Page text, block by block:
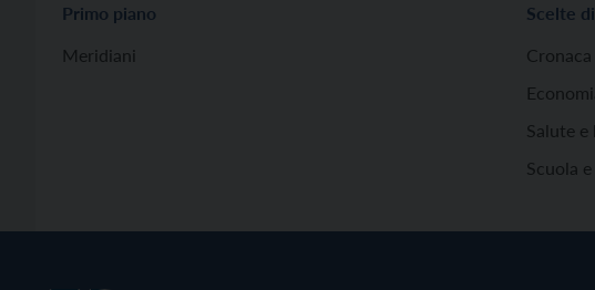
Primo piano
Meridiani
Scelte
Cronaca
Salute e
Scuola